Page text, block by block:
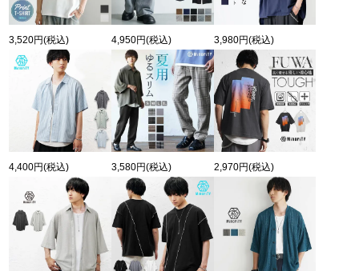
3,520円(税込) 4,950円(税込) 3,980円(税込)
4,400円(税込) 3,580円(税込) 2,970円(税込)